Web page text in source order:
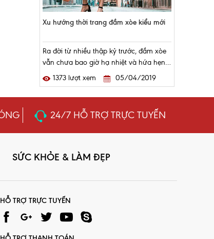
Xu hướng thời trang đầm xòe kiểu mới
Ra đời từ nhiều thập kỷ trước, đầm xòe
vẫn chưa bao giờ hạ nhiệt và hứa hẹn
sẽ còn “chinh phạt” khắp các sàn diễn
thời trang lớn. Sự duyên dáng, mềm[...]
1373 lượt xem 05/04/2019
24/7 HỖ TRỢ TRỰC TUYẾN
SỨC KHỎE & LÀM ĐẸP
HỖ TRỢ TRỰC TUYẾN